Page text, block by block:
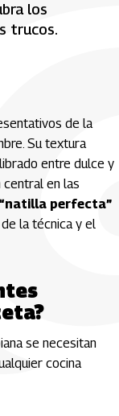
los
trucos.
de la
Su textura
entre dulce y
central en las
perfecta”
la técnica y el
se necesitan
cocina